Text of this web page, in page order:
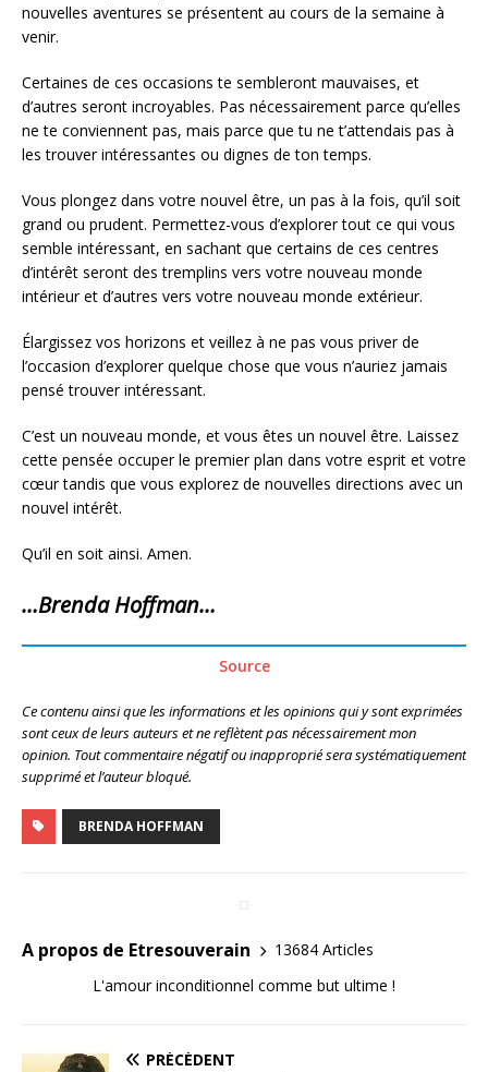
nouvelles aventures se présentent au cours de la semaine à
venir.
Certaines de ces occasions te sembleront mauvaises, et
d’autres seront incroyables. Pas nécessairement parce qu’elles
ne te conviennent pas, mais parce que tu ne t’attendais pas à
les trouver intéressantes ou dignes de ton temps.
Vous plongez dans votre nouvel être, un pas à la fois, qu’il soit
grand ou prudent. Permettez-vous d’explorer tout ce qui vous
semble intéressant, en sachant que certains de ces centres
d’intérêt seront des tremplins vers votre nouveau monde
intérieur et d’autres vers votre nouveau monde extérieur.
Élargissez vos horizons et veillez à ne pas vous priver de
l’occasion d’explorer quelque chose que vous n’auriez jamais
pensé trouver intéressant.
C’est un nouveau monde, et vous êtes un nouvel être. Laissez
cette pensée occuper le premier plan dans votre esprit et votre
cœur tandis que vous explorez de nouvelles directions avec un
nouvel intérêt.
Qu’il en soit ainsi. Amen.
…Brenda Hoffman…
Source
Ce contenu ainsi que les informations et les opinions qui y sont exprimées
sont ceux de leurs auteurs et ne reflètent pas nécessairement mon
opinion. Tout commentaire négatif ou inapproprié sera systématiquement
supprimé et l’auteur bloqué.
BRENDA HOFFMAN
A propos de Etresouverain
13684 Articles
L'amour inconditionnel comme but ultime !
PRÉCÉDENT